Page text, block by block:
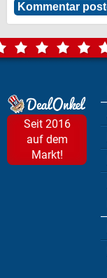
Seit 2016
auf dem
Markt!